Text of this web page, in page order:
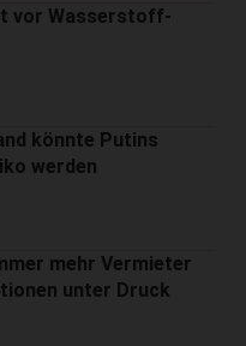
vor Wasserstoff-
könnte Putins
werden
mehr Vermieter
unter Druck